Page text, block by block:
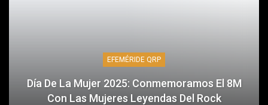
EFEMÉRIDE QRP
Día De La Mujer 2025: Conmemoramos El 8M
Con Las Mujeres Leyendas Del Rock